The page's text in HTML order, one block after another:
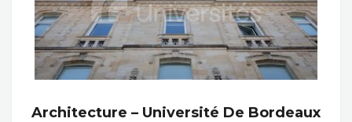
Architecture – Université De Bordeaux